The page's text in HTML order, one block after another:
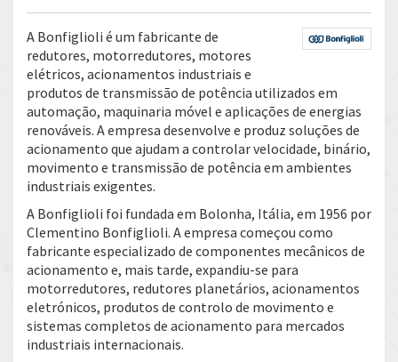
A Bonfiglioli é um fabricante de
redutores, motorredutores, motores
elétricos, acionamentos industriais e
produtos de transmissão de potência utilizados em
automação, maquinaria móvel e aplicações de energias
renováveis. A empresa desenvolve e produz soluções de
acionamento que ajudam a controlar velocidade, binário,
movimento e transmissão de potência em ambientes
industriais exigentes.
A Bonfiglioli foi fundada em Bolonha, Itália, em 1956 por
Clementino Bonfiglioli. A empresa começou como
fabricante especializado de componentes mecânicos de
acionamento e, mais tarde, expandiu-se para
motorredutores, redutores planetários, acionamentos
eletrónicos, produtos de controlo de movimento e
sistemas completos de acionamento para mercados
industriais internacionais.